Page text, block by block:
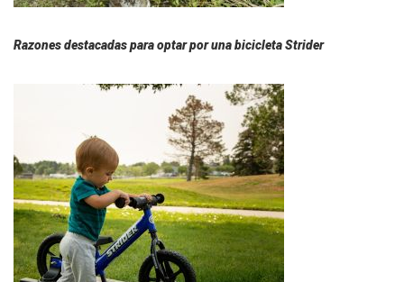
Razones destacadas para optar por una bicicleta Strider